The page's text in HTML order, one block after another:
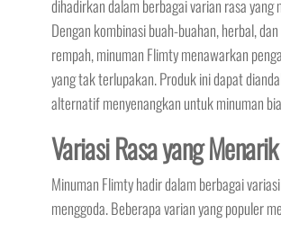
dihadirkan dalam berbagai varian rasa yang
Dengan kombinasi buah-buahan, herbal,
rempah, minuman Flimty menawarkan
yang tak terlupakan. Produk ini dapat
alternatif menyenangkan untuk minuman
Variasi Rasa yang Menarik
Minuman Flimty hadir dalam berbagai
menggoda. Beberapa varian yang populer